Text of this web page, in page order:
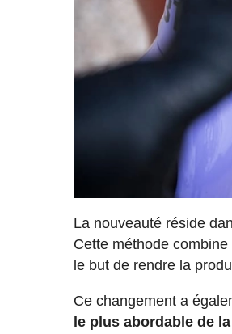
La nouveauté réside
Cette méthode
le but de rendre la
Ce changement a
le plus abordable de